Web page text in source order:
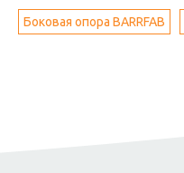
Боковая опора BARRFAB